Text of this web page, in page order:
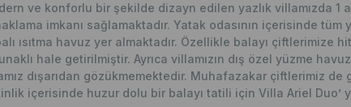
ve konforlu bir şekilde dizayn edilen yazlık villamızda 1
imkanı sağlamaktadır. Yatak odasının içerisinde
ısıtma havuz yer almaktadır. Özellikle balayı çiftlerimize
hale getirilmiştir. Ayrıca villamızın dış özel yüzme
dışarıdan gözükmemektedir. Muhafazakar çiftlerimiz
içerisinde huzur dolu bir balayı tatili için Villa Ariel Duo’